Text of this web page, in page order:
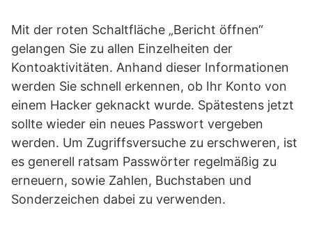
Mit der roten Schaltfläche „Bericht öffnen“
gelangen Sie zu allen Einzelheiten der
Kontoaktivitäten. Anhand dieser Informationen
werden Sie schnell erkennen, ob Ihr Konto von
einem Hacker geknackt wurde. Spätestens jetzt
sollte wieder ein neues Passwort vergeben
werden. Um Zugriffsversuche zu erschweren, ist
es generell ratsam Passwörter regelmäßig zu
erneuern, sowie Zahlen, Buchstaben und
Sonderzeichen dabei zu verwenden.